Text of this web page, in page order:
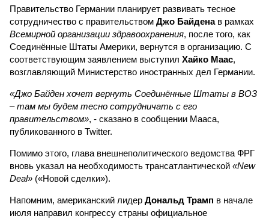
Правительство Германии планирует развивать тесное
сотрудничество с правительством Джо Байденав рамках
Всемирной организации здравоохранения, после того, как
Соединённые Штаты Америки, вернутся в организацию. С
соответствующим заявлением выступил Хайко Маас,
возглавляющий Министерство иностранных дел Германии.
«Джо Байден хочет вернуть Соединённые Штаты в ВОЗ
– там мы будем тесно сотрудничать с его
правительством», - сказано в сообщении Мааса,
публикованного в Twitter.
Помимо этого, глава внешнеполитического ведомства ФРГ
вновь указал на необходимость трансатлантической «New
Deal» («Новой сделки»).
Напомним, американский лидер Дональд Трамп в начале
июля направил конгрессу страны официальное